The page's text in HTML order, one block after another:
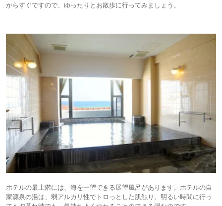
からすぐですので、ゆったりとお散歩に行ってみましょう。
ホテルの最上階には、海を一望できる展望風呂があります。ホテルの自
家源泉の湯は、弱アルカリ性でトロっとした肌触り。明るい時間に行っ